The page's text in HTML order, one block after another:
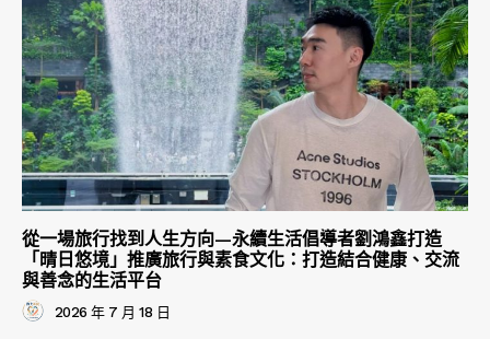
從一場旅行找到人生方向—永續生活倡導者劉鴻鑫打造
「晴日悠境」推廣旅行與素食文化：打造結合健康、交流
與善念的生活平台
2026 年 7 月 18 日